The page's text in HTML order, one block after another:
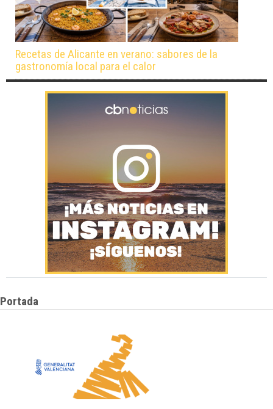
Recetas de Alicante en verano: sabores de la
gastronomía local para el calor
Portada